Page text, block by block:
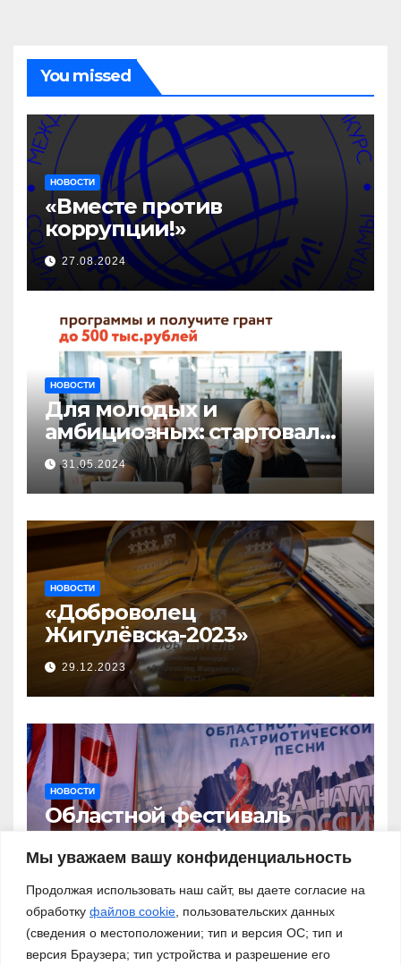
Мы уважаем вашу конфиденциальность
Продолжая использовать наш сайт, вы даете согласие на
обработку файлов cookie , пользовательских данных
(сведения о местоположении; тип и версия ОС; тип и
версия Браузера; тип устройства и разрешение его
You missed
НОВОСТИ
«Вместе против
коррупции!»
27.08.2024
НОВОСТИ
Для молодых и
амбициозных: стартовал
прием заявок на участие в
бизнес-акселераторе «Ты
предприниматель»
31.05.2024
НОВОСТИ
«Доброволец
Жигулёвска-2023»
29.12.2023
НОВОСТИ
Областной фестиваль
патриотической песни «За
нами – Россия!»